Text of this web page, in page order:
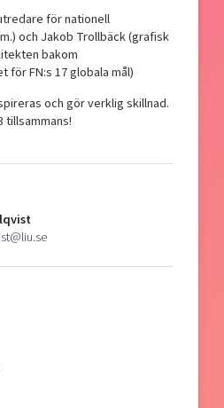
för nationell
och Jakob Trollbäck (grafisk
bakom
för FN:s 17 globala mål)
och gör verklig skillnad.
tillsammans!